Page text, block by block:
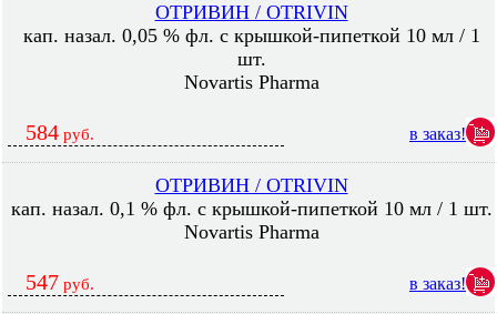
ОТРИВИН / OTRIVIN
кап. назал. 0,05 % фл. с крышкой-пипеткой 10 мл / 1
шт.
Novartis Pharma
584 руб. в заказ!
ОТРИВИН / OTRIVIN
кап. назал. 0,1 % фл. с крышкой-пипеткой 10 мл / 1 шт.
Novartis Pharma
547 руб. в заказ!